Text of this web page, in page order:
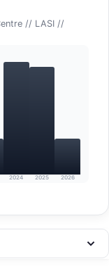
// LASI //
2024 2025 2026